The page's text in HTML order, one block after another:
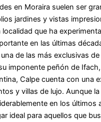
en Moraira suelen ser
jardines y vistas
localidad que ha
en las últimas
de las más exclusivas
imponente peñón de
Calpe cuenta con una
y villas de lujo. Aunque
en los últimos
ideal para aquellos que